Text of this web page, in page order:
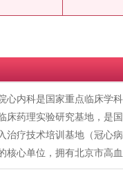
心内科是国家重点临床学
床药理实验研究基地，是
治疗技术培训基地（冠心
核心单位，拥有北京市高